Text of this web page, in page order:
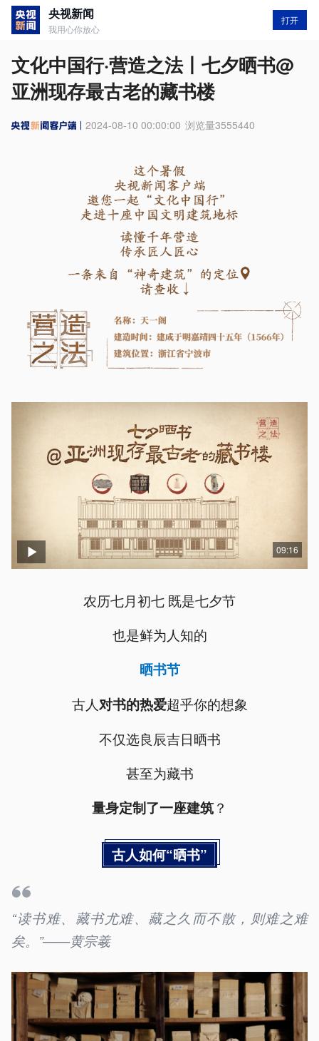
央视新闻
我用心你放心
打开
文化中国行·营造之法丨七夕晒书@
亚洲现存最古老的藏书楼
2024-08-10 00:00:00 浏览量3555440
09:16
农历七月初七 既是七夕节
也是鲜为人知的
晒书节
古人对书的热爱超乎你的想象
不仅选良辰吉日晒书
甚至为藏书
量身定制了一座建筑？
古人如何“晒书”
“读书难、藏书尤难、藏之久而不散，则难之难
矣。”——黄宗羲